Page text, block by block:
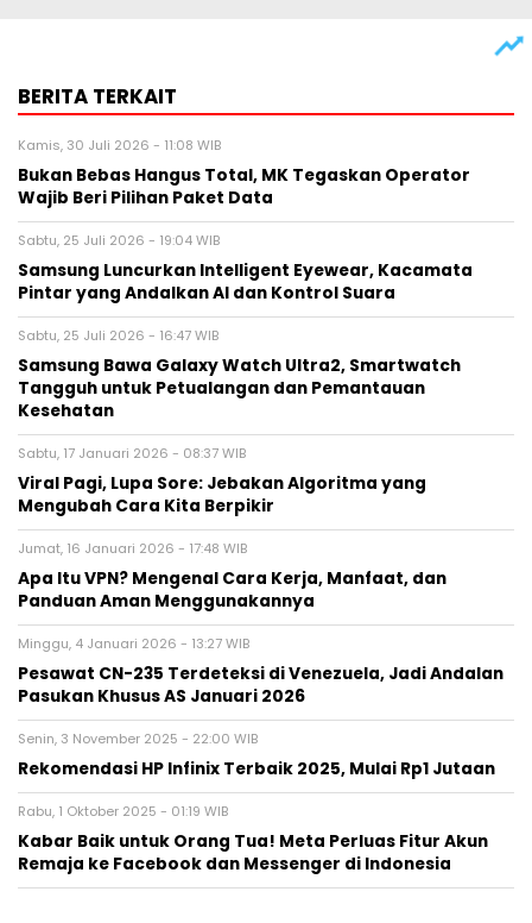
BERITA TERKAIT
Kamis, 30 Juli 2026 - 11:08 WIB
Bukan Bebas Hangus Total, MK Tegaskan Operator
Wajib Beri Pilihan Paket Data
Sabtu, 25 Juli 2026 - 19:04 WIB
Samsung Luncurkan Intelligent Eyewear, Kacamata
Pintar yang Andalkan AI dan Kontrol Suara
Sabtu, 25 Juli 2026 - 16:47 WIB
Samsung Bawa Galaxy Watch Ultra2, Smartwatch
Tangguh untuk Petualangan dan Pemantauan
Kesehatan
Sabtu, 17 Januari 2026 - 08:37 WIB
Viral Pagi, Lupa Sore: Jebakan Algoritma yang
Mengubah Cara Kita Berpikir
Jumat, 16 Januari 2026 - 17:48 WIB
Apa Itu VPN? Mengenal Cara Kerja, Manfaat, dan
Panduan Aman Menggunakannya
Minggu, 4 Januari 2026 - 13:27 WIB
Pesawat CN-235 Terdeteksi di Venezuela, Jadi Andalan
Pasukan Khusus AS Januari 2026
Senin, 3 November 2025 - 22:00 WIB
Rekomendasi HP Infinix Terbaik 2025, Mulai Rp1 Jutaan
Rabu, 1 Oktober 2025 - 01:19 WIB
Kabar Baik untuk Orang Tua! Meta Perluas Fitur Akun
Remaja ke Facebook dan Messenger di Indonesia